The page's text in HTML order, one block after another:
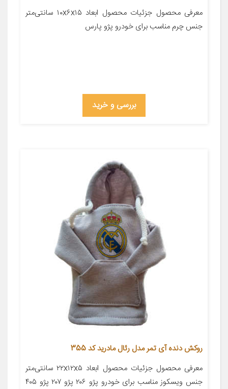
معرفی محصول جزئیات محصول ابعاد ۱۰x۶x۱۵ سانتی‌متر
جنس چرم مناسب برای خودرو پژو پارس
بررسی و خرید
روکش دنده آی تمر مدل رئال مادرید کد 355
معرفی محصول جزئیات محصول ابعاد ۲۲x۱۲x۵ سانتی‌متر
جنس ویسکوز مناسب برای خودرو پژو ۲۰۶ پژو ۲۰۷ پژو ۴۰۵